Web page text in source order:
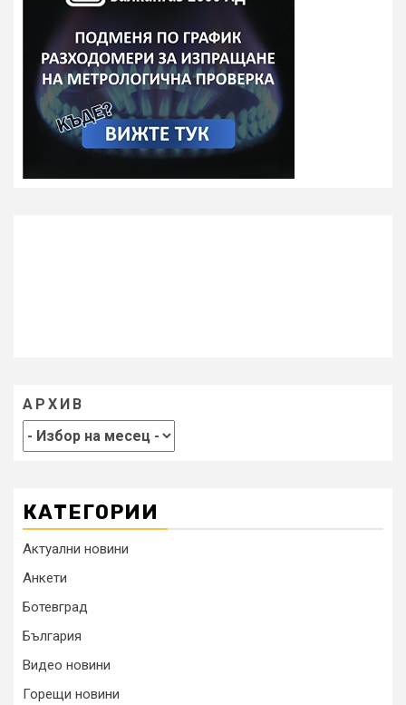
АРХИВ
КАТЕГОРИИ
Актуални новини
Анкети
Ботевград
България
Видео новини
Горещи новини